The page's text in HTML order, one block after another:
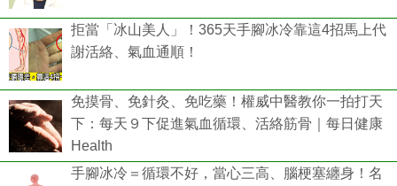
拒當「冰山美人」！365天手腳冰冷靠這4招馬上代
謝活絡、氣血通順！
免摸骨、免針灸、免吃藥！權威中醫教你一拍打天
下：每天９下促進氣血循環、活絡筋骨｜每日健康
Health
手腳冰冷＝循環不好，當心三高、腦梗塞纏身！名